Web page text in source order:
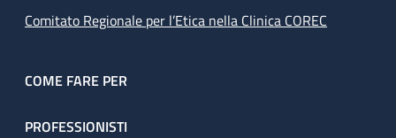
Comitato Regionale per l’Etica nella Clinica COREC
COME FARE PER
PROFESSIONISTI